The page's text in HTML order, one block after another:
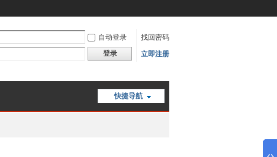
自动登录
找回密码
登录 立即注册
快捷导航